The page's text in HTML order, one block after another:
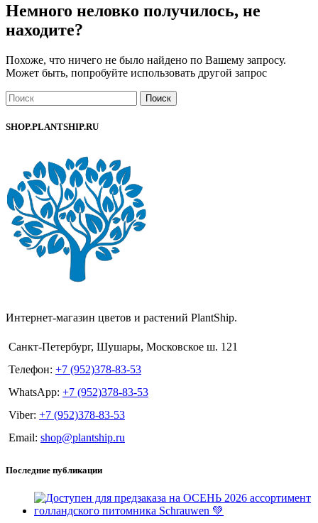
Немного неловко получилось, не
находите?
Похоже, что ничего не было найдено по Вашему запросу.
Может быть, попробуйте использовать другой запрос
Поиск
SHOP.PLANTSHIP.RU
Интернет-магазин цветов и растений PlantShip.
Санкт-Петербург, Шушары, Московское ш. 121
Телефон: +7 (952)378-83-53
WhatsApp: +7 (952)378-83-53
Viber: +7 (952)378-83-53
Email: shop@plantship.ru
Последние публикации